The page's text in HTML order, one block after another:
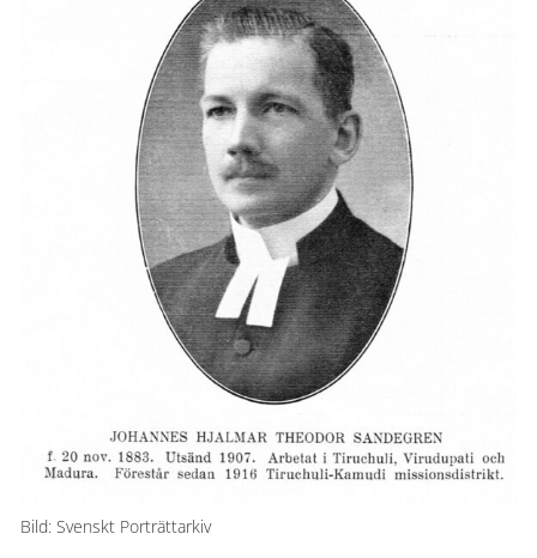
Bild: Svenskt Porträttarkiv